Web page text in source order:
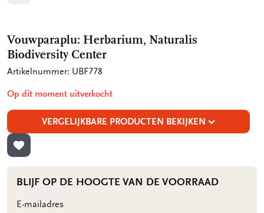
VERGROOT AFBEELDING
VERGROOT AFBEELDING
Vouwparaplu: Herbarium, Naturalis
Biodiversity Center
Artikelnummer: UBF778
Op dit moment uitverkocht
VERGELIJKBARE PRODUCTEN BEKIJKEN
TOEVOEGEN AAN VERLANGLIJST
BLIJF OP DE HOOGTE VAN DE VOORRAAD
E-mailadres